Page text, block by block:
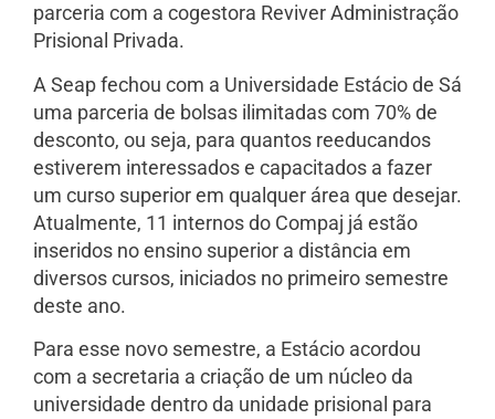
parceria com a cogestora Reviver Administração
Prisional Privada.
A Seap fechou com a Universidade Estácio de Sá
uma parceria de bolsas ilimitadas com 70% de
desconto, ou seja, para quantos reeducandos
estiverem interessados e capacitados a fazer
um curso superior em qualquer área que desejar.
Atualmente, 11 internos do Compaj já estão
inseridos no ensino superior a distância em
diversos cursos, iniciados no primeiro semestre
deste ano.
Para esse novo semestre, a Estácio acordou
com a secretaria a criação de um núcleo da
universidade dentro da unidade prisional para